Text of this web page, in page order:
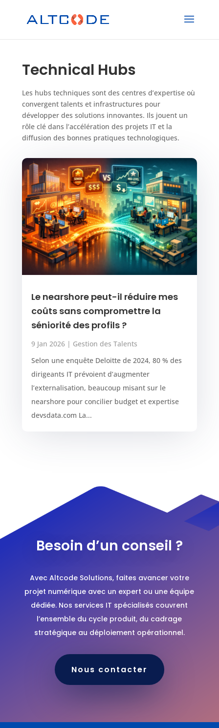
Technical Hubs
Les hubs techniques sont des centres d’expertise où
convergent talents et infrastructures pour
développer des solutions innovantes. Ils jouent un
rôle clé dans l’accélération des projets IT et la
diffusion des bonnes pratiques technologiques.
Le nearshore peut-il réduire mes
coûts sans compromettre la
séniorité des profils ?
9 Jan 2026| Gestion des Talents
Selon une enquête Deloitte de 2024, 80 % des
dirigeants IT prévoient d’augmenter
l’externalisation, beaucoup misant sur le
nearshore pour concilier budget et expertise
devsdata.com La...
Besoin d’un conseil ?
Avec Altcode Solutions, faites avancer votre
projet numérique avec un expert ou une équipe
dédiée. Nos services IT spécialisés couvrent
l’ensemble du cycle produit, du cadrage
stratégique au déploiement opérationnel.
Nous contacter